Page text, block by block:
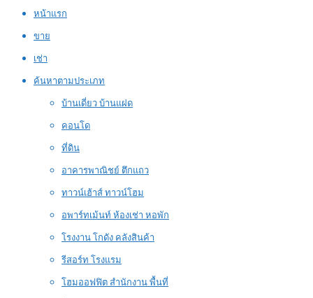
หน้าแรก
ขาย
เช่า
ค้นหาตามประเภท
บ้านเดี่ยว บ้านแฝด
คอนโด
ที่ดิน
อาคารพาณิชย์ ตึกแถว
ทาวน์เฮ้าส์ ทาวน์โฮม
อพาร์ทเม้นท์ ห้องเช่า หอพัก
โรงงาน โกดัง คลังสินค้า
รีสอร์ท โรงแรม
โฮมออฟฟิต สำนักงาน พื้นที่